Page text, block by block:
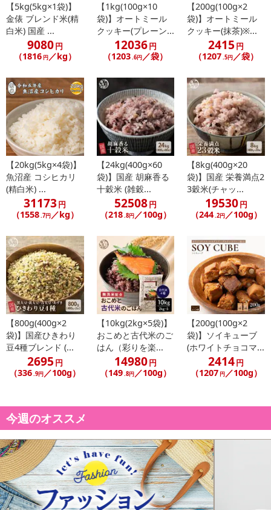
【5kg(5kg×1袋)】
金俵 ブレンド米(精
白米) 国産 ...
9080円
（1816 円／kg）
【1kg(100g×10
袋)】オートミール
クッキー(プレーン...
12036円
（1203.6円／袋）
【200g(100g×2
袋)】オートミール
クッキー(抹茶)※...
2415 円
（1207.5円／袋）
【20kg(5kg×4袋)】
魚沼産 コシヒカリ
(精白米) ...
31173円
（1558.7円／kg）
【24kg(400g×60
袋)】国産 胡麻香る
十穀米 (雑穀...
52508円
（218.8円／100g）
【8kg(400g×20
袋)】国産 栄養満点2
3穀米(チャッ...
19530円
（244.2円／100g）
【800g(400g×2
袋)】国産ひきわり
豆4種ブレンド (...
2695 円
（336.9円 ／100g）
【10kg(2kg×5袋)】
おこめと古代米のご
はん（彩りを楽...
14980円
（149.8円／100g）
【200g(100g×2
袋)】ソイキューブ
(ホワイトチョコマ...
2414円
（1207 円／100g）
今週のオススメ